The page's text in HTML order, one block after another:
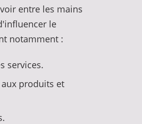
entre les mains
le
notamment :
services.
produits et